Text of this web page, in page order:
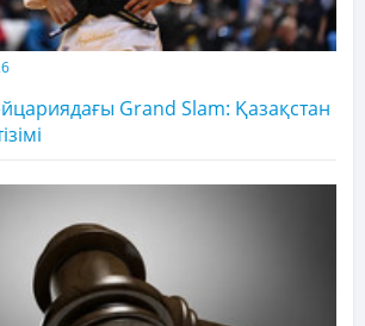
Grand Slam: Қазақстан